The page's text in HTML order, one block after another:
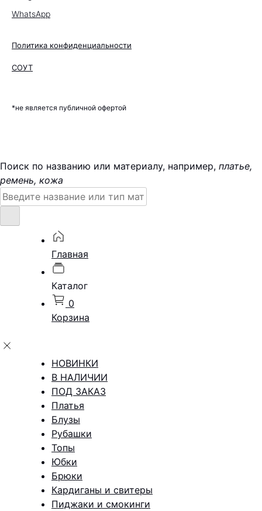
WhatsApp
Политика конфиденциальности
СОУТ
*не является публичной офертой
Поиск по названию или материалу, например, платье,
ремень, кожа
Поиск:
Главная
Каталог
0
Корзина
НОВИНКИ
В НАЛИЧИИ
ПОД ЗАКАЗ
Платья
Блузы
Рубашки
Топы
Юбки
Брюки
Кардиганы и свитеры
Пиджаки и смокинги